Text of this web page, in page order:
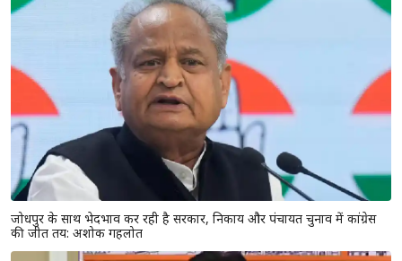
जोधपुर के साथ भेदभाव कर रही है सरकार, निकाय और पंचायत चुनाव में कांग्रेस
की जीत तय: अशोक गहलोत